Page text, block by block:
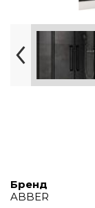
Бренд
ABBER